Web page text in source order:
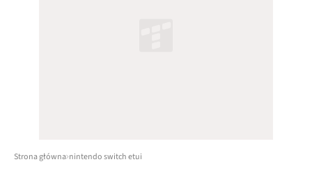
Strona główna nintendo switch etui